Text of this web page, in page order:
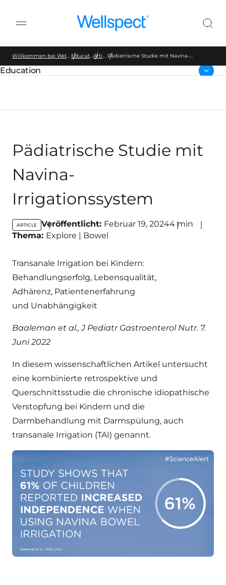
Wellspect
Willkommen bei Wellspect Education Artikel Pädiatrische Studie mit Navina-
übergeordnete Seite:
Education
Pädiatrische Studie mit
Navina-
Irrigationssystem
key:global.content-type:
ARTICLE Veröffentlicht: Februar 19, 20244 min
Thema: Explore | Bowel
Transanale Irrigation bei Kindern:
Behandlungserfolg, Lebensqualität,
Adhärenz, Patientenerfahrung
und Unabhängigkeit
Baaleman et al., J Pediatr Gastroenterol Nutr. 7.
Juni 2022
In diesem wissenschaftlichen Artikel untersucht
eine kombinierte retrospektive und
Querschnittsstudie die chronische idiopathische
Verstopfung bei Kindern und die
Darmbehandlung mit Darmspülung, auch
transanale Irrigation (TAI) genannt.